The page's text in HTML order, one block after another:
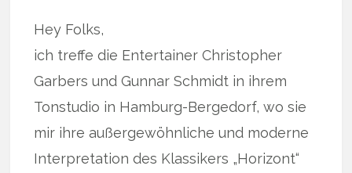
Hey Folks,
ich treffe die Entertainer Christopher
Garbers und Gunnar Schmidt in ihrem
Tonstudio in Hamburg-Bergedorf, wo sie
mir ihre außergewöhnliche und moderne
Interpretation des Klassikers „Horizont“